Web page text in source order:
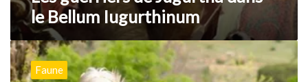
le Bellum Iugurthinum
L’épopée
du
chevalFaune